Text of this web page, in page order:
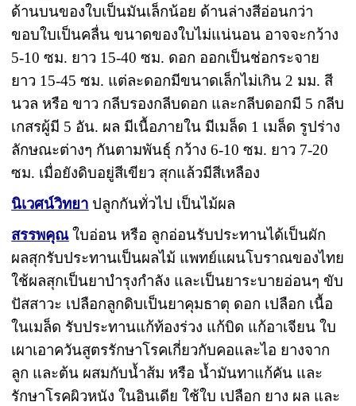
ด้านบนของใบเป็นมันเล็กน้อย ด้านล่างสีอ่อนกว่า
ขอบใบเป็นคลื่น ขนาดของใบไม่แน่นอน อาจจะกว้าง
5-10 ซม. ยาว 15-40 ซม. ดอก ออกเป็นช่อกระจาย
ยาว 15-45 ซม. แต่ละดอกมีขนาดเล็กไม่เกิน 2 มม. สี
นวล หรือ ขาว กลีบรองกลีบดอก และกลีบดอกมี 5 กลีบ
เกสรผู้มี 5 อัน. ผล มีเนื้อภายใน มีเมล็ด 1 เมล็ด รูปร่าง
ลักษณะต่างๆ กันตามพันธุ์ กว้าง 6-10 ซม. ยาว 7-20
ซม. เมื่อยังดิบอยู่สีเขียว สุกแล้วมีสีเหลือง
นิเวศน์วิทยา ปลูกกันทั่วไป เป็นไม้ผล
สรรพคุณใบอ่อน หรือ ลูกอ่อนรับประทานได้เป็นผัก
ผลสุกรับประทานเป็นผลไม้ แพทย์แผนโบราณของไทย
ใช้ผลสุกเป็นยาบำรุงกำลัง และเป็นยาระบายอ่อนๆ ขับ
ปัสสาวะ เปลือกลูกดิบเป็นยาคุมธาตุ ดอก เปลือก เนื้อ
ในเมล็ด รับประทานแก้ท้องร่วง แก้บิด แก้อาเจียน ใบ
เผาเอาควันสูตรรักษาโรคเกี่ยวกับคอและไอ ยางจาก
ลูก และต้น ผสมกับน้ำส้ม หรือ น้ำมันทาแก้คัน และ
รักษาโรคผิวหนัง ในอินเดีย ใช้ใบ เปลือก ยาง ผล และ